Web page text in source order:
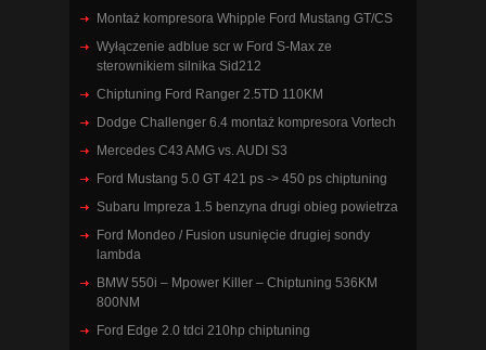
Montaż kompresora Whipple Ford Mustang GT/CS
Wyłączenie adblue scr w Ford S-Max ze
sterownikiem silnika Sid212
Chiptuning Ford Ranger 2.5TD 110KM
Dodge Challenger 6.4 montaż kompresora Vortech
Mercedes C43 AMG vs. AUDI S3
Ford Mustang 5.0 GT 421 ps -> 450 ps chiptuning
Subaru Impreza 1.5 benzyna drugi obieg powietrza
Ford Mondeo / Fusion usunięcie drugiej sondy
lambda
BMW 550i – Mpower Killer – Chiptuning 536KM
800NM
Ford Edge 2.0 tdci 210hp chiptuning